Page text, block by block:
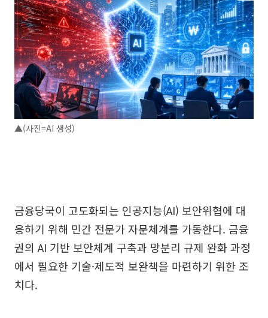
▲(사진=AI 생성)
금융당국이 고도화되는 인공지능(AI) 보안위협에 대
응하기 위해 민간 전문가 자문체계를 가동한다. 금융
권의 AI 기반 보안체계 구축과 망분리 규제 완화 과정
에서 필요한 기술·제도적 보완책을 마련하기 위한 조
치다.